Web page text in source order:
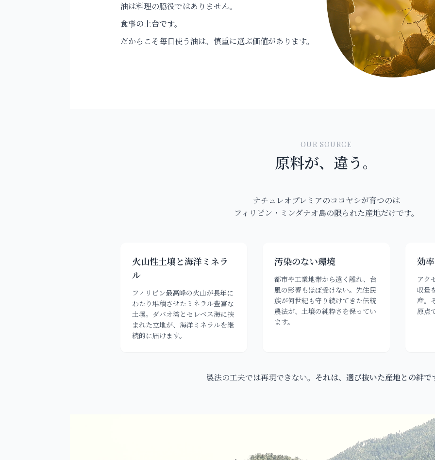
油は料理の脇役ではありません。
食事の土台です。
だからこそ毎日使う油は、慎重に選ぶ価値があります。
OUR SOURCE
原料が、違う。
ナチュレオプレミアのココヤシが育つのは
フィリピン・ミンダナオ島の限られた産地だけです。
火山性土壌と海洋ミネラ
ル
フィリピン最高峰の火山が長年に
わたり堆積させたミネラル豊富な
土壌。ダバオ湾とセレベス海に挟
まれた立地が、海洋ミネラルを継
続的に届けます。
汚染のない環境
都市や工業地帯から遠く離れ、台
風の影響もほぼ受けない。先住民
族が何世紀も守り続けてきた伝統
農法が、土壌の純粋さを保ってい
ます。
効
アク
収量
産。
原点
製法の工夫では再現できない。 それは、選び抜いた産地との絆で